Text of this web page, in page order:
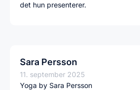
det hun presenterer.
Sara Persson
11. september 2025
Yoga by Sara Persson